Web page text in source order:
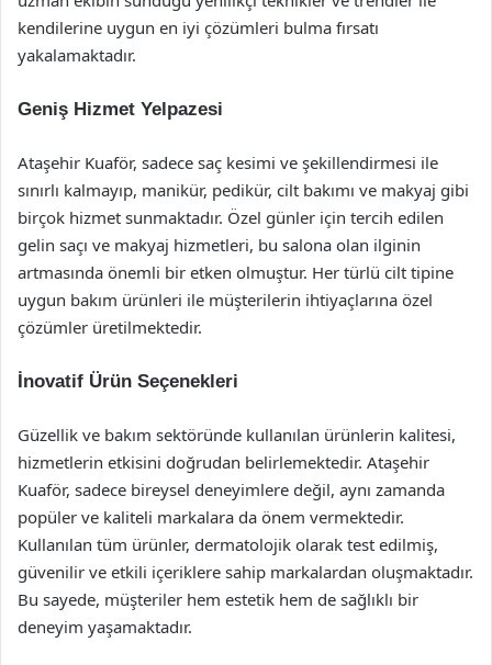
kendilerine uygun en iyi çözümleri bulma fırsatı
yakalamaktadır.
Geniş Hizmet Yelpazesi
Ataşehir Kuaför, sadece saç kesimi ve şekillendirmesi ile
sınırlı kalmayıp, manikür, pedikür, cilt bakımı ve makyaj gibi
birçok hizmet sunmaktadır. Özel günler için tercih edilen
gelin saçı ve makyaj hizmetleri, bu salona olan ilginin
artmasında önemli bir etken olmuştur. Her türlü cilt tipine
uygun bakım ürünleri ile müşterilerin ihtiyaçlarına özel
çözümler üretilmektedir.
İnovatif Ürün Seçenekleri
Güzellik ve bakım sektöründe kullanılan ürünlerin kalitesi,
hizmetlerin etkisini doğrudan belirlemektedir. Ataşehir
Kuaför, sadece bireysel deneyimlere değil, aynı zamanda
popüler ve kaliteli markalara da önem vermektedir.
Kullanılan tüm ürünler, dermatolojik olarak test edilmiş,
güvenilir ve etkili içeriklere sahip markalardan oluşmaktadır.
Bu sayede, müşteriler hem estetik hem de sağlıklı bir
deneyim yaşamaktadır.